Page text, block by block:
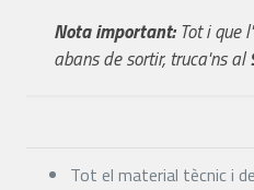
Nota important:Tot i que
abans de sortir, truca'ns al
Tot el material tècnic i